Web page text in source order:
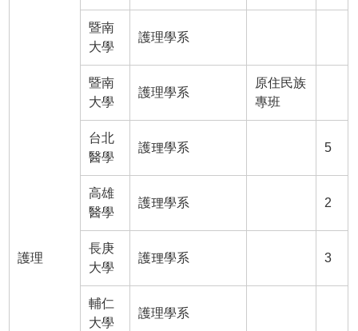
護理
暨南
大學
護理學系
暨南
大學
護理學系
原住民族
專班
台北
醫學
護理學系 5
高雄
醫學
護理學系 2
長庚
大學
護理學系 3
輔仁
大學
護理學系